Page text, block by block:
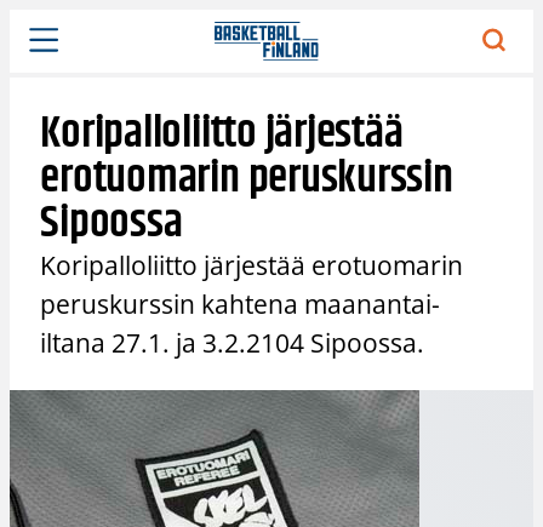
Siirry
sisältöön
Koripalloliitto järjestää
erotuomarin peruskurssin
Sipoossa
Koripalloliitto järjestää erotuomarin
peruskurssin kahtena maanantai-
iltana 27.1. ja 3.2.2104 Sipoossa.